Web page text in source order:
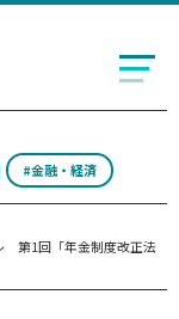
#金融・経済
第1回「年金制度改正法